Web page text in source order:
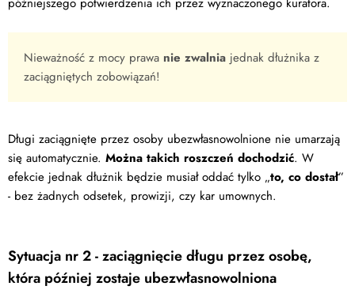
Nieważność z mocy prawa nie zwalnia jednak dłużnika z
zaciągniętych zobowiązań!
Długi zaciągnięte przez osoby ubezwłasnowolnione nie umarzają
się automatycznie. Można takich roszczeń dochodzić. W
efekcie jednak dłużnik będzie musiał oddać tylko „to, co dostał”
- bez żadnych odsetek, prowizji, czy kar umownych.
Sytuacja nr 2 - zaciągnięcie długu przez osobę,
która później zostaje ubezwłasnowolniona